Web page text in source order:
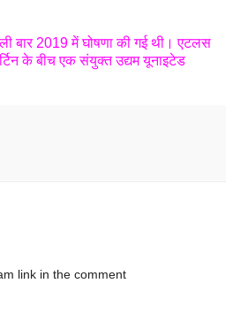
बार 2019 में घोषणा की गई थी। एटलस
के बीच एक संयुक्त उद्यम यूनाइटेड
link in the comment